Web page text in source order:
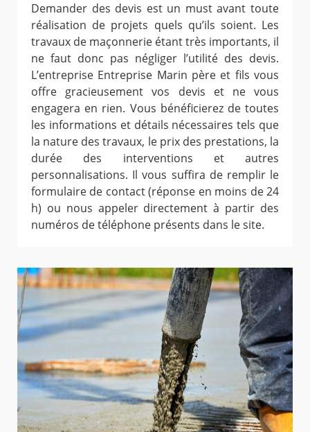
Demander des devis est un must avant toute
réalisation de projets quels qu’ils soient. Les
travaux de maçonnerie étant très importants, il
ne faut donc pas négliger l’utilité des devis.
L’entreprise Entreprise Marin père et fils vous
offre gracieusement vos devis et ne vous
engagera en rien. Vous bénéficierez de toutes
les informations et détails nécessaires tels que
la nature des travaux, le prix des prestations, la
durée des interventions et autres
personnalisations. Il vous suffira de remplir le
formulaire de contact (réponse en moins de 24
h) ou nous appeler directement à partir des
numéros de téléphone présents dans le site.